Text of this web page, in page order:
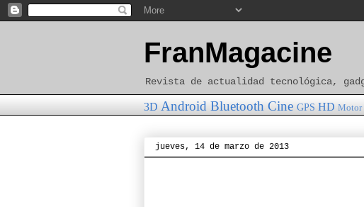
FranMagacine
Revista de actualidad tecnológica,
3D Android Bluetooth Cine GPS HD Motor
jueves, 14 de marzo de 2013